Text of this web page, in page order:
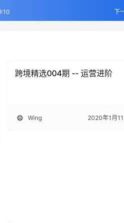
下
出海头条
跨境精选004期 -- 运营进阶
Wing 2020年1月11